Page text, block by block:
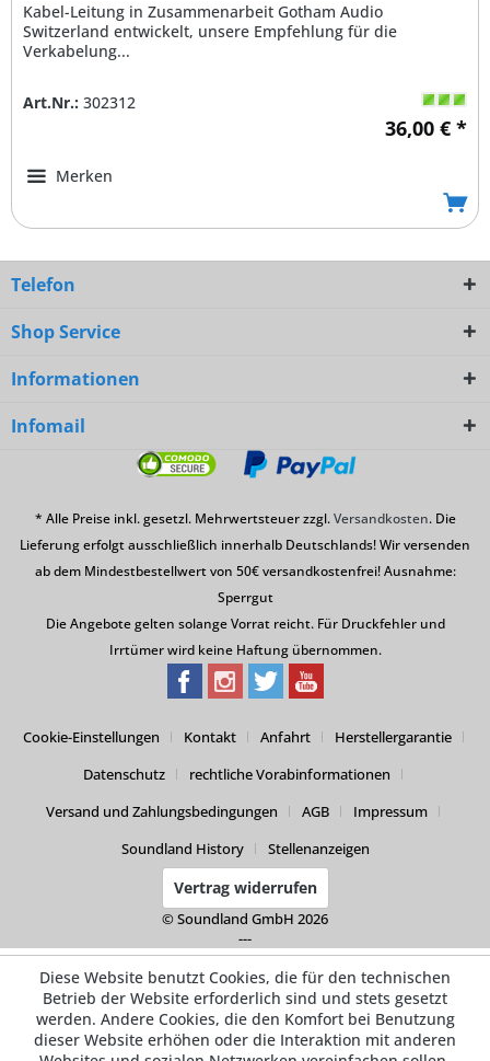
Kabel-Leitung in Zusammenarbeit Gotham Audio
Switzerland entwickelt, unsere Empfehlung für die
Verkabelung...
Art.Nr.: 302312
36,00 € *
Merken
Telefon
Shop Service
Informationen
Infomail
* Alle Preise inkl. gesetzl. Mehrwertsteuer zzgl.Versandkosten. Die
Lieferung erfolgt ausschließlich innerhalb Deutschlands! Wir versenden
ab dem Mindestbestellwert von 50€ versandkostenfrei! Ausnahme:
Sperrgut
Die Angebote gelten solange Vorrat reicht. Für Druckfehler und
Irrtümer wird keine Haftung übernommen.
Cookie-Einstellungen Kontakt Anfahrt
Herstellergarantie
Datenschutz
rechtliche Vorabinformationen
Versand und Zahlungsbedingungen
AGB
Impressum
Soundland History
Stellenanzeigen
Vertrag widerrufen
© Soundland GmbH 2026
---
Diese Website benutzt Cookies, die für den technischen
Betrieb der Website erforderlich sind und stets gesetzt
werden. Andere Cookies, die den Komfort bei Benutzung
dieser Website erhöhen oder die Interaktion mit anderen